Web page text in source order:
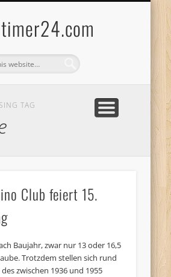
TAG
Club feiert 15.
Baujahr, zwar nur 13 oder 16,5
Trotzdem stellen sich rund
zwischen 1936 und 1955